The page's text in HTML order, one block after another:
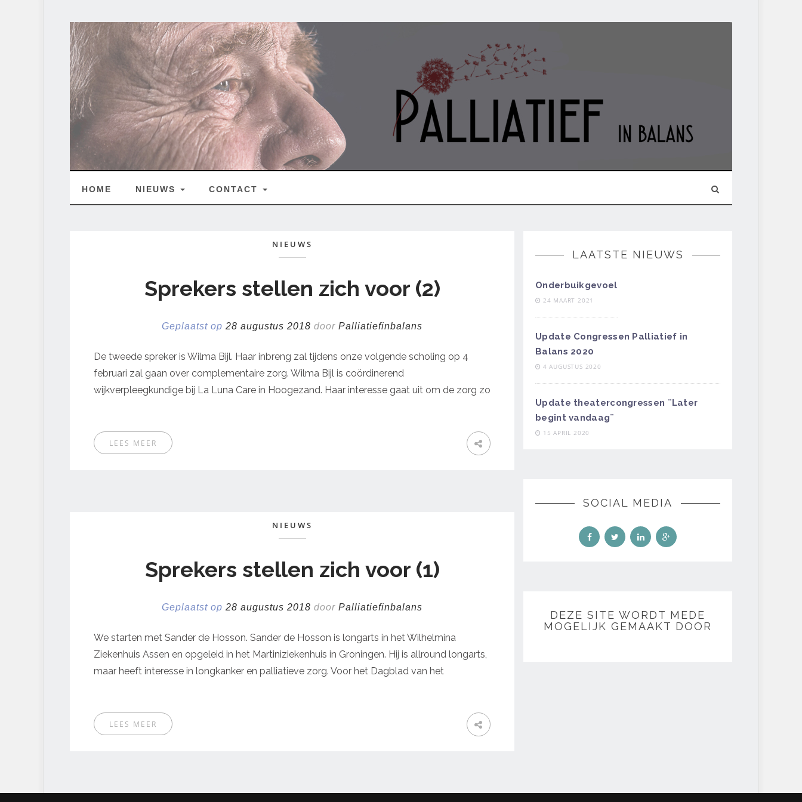
HOME NIEUWS CONTACT
NIEUWS
Sprekers stellen zich voor (2)
Geplaatst op 28 augustus 2018 door Palliatiefinbalans
De tweede spreker is Wilma Bijl. Haar inbreng zal tijdens onze volgende scholing op 4
februari zal gaan over complementaire zorg. Wilma Bijl is coördinerend
wijkverpleegkundige bij La Luna Care in Hoogezand. Haar interesse gaat uit om de zorg zo
LEES MEER
NIEUWS
Sprekers stellen zich voor (1)
Geplaatst op 28 augustus 2018 door Palliatiefinbalans
We starten met Sander de Hosson. Sander de Hosson is longarts in het Wilhelmina
Ziekenhuis Assen en opgeleid in het Martiniziekenhuis in Groningen. Hij is allround longarts,
maar heeft interesse in longkanker en palliatieve zorg. Voor het Dagblad van het
LEES MEER
LAATSTE NIEUWS
Onderbuikgevoel
24 MAART 2021
Update Congressen Palliatief in
Balans 2020
4 AUGUSTUS 2020
Update theatercongressen ¨Later
begint vandaag¨
15 APRIL 2020
SOCIAL MEDIA
DEZE SITE WORDT MEDE
MOGELIJK GEMAAKT DOOR